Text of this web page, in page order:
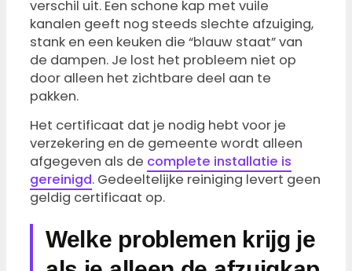
verschil uit. Een schone kap met vuile
kanalen geeft nog steeds slechte afzuiging,
stank en een keuken die “blauw staat” van
de dampen. Je lost het probleem niet op
door alleen het zichtbare deel aan te
pakken.
Het certificaat dat je nodig hebt voor je
verzekering en de gemeente wordt alleen
afgegeven als de complete installatie is
gereinigd. Gedeeltelijke reiniging levert geen
geldig certificaat op.
Welke problemen krijg je